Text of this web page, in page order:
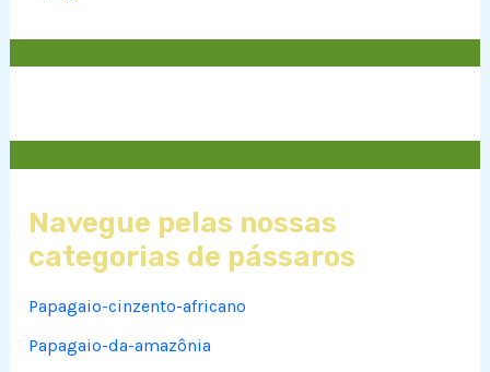
Navegue pelas nossas
categorias de pássaros
Papagaio-cinzento-africano
Papagaio-da-amazônia